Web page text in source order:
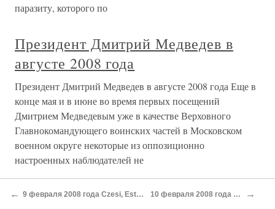
паразиту, которого по
Президент Дмитрий Медведев в
августе 2008 года
Президент Дмитрий Медведев в августе 2008 года Еще в
конце мая и в июне во время первых посещений
Дмитрием Медведевым уже в качестве Верховного
Главнокомандующего воинских частей в Московском
военном округе некоторые из оппозиционно
настроенных наблюдателей не
29 октября 2008 года Чёрный
← 9 февраля 2008 года Czesi, Estończycy i Grecy bez wiz do USA 10 февраля 2008 года В тени двуглавого орла →